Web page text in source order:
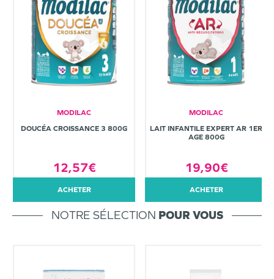
MODILAC
DOUCÉA CROISSANCE 3 800G
12,57€
ACHETER
MODILAC
LAIT INFANTILE EXPERT AR 1ER
AGE 800G
19,90€
ACHETER
NOTRE SÉLECTION POUR VOUS